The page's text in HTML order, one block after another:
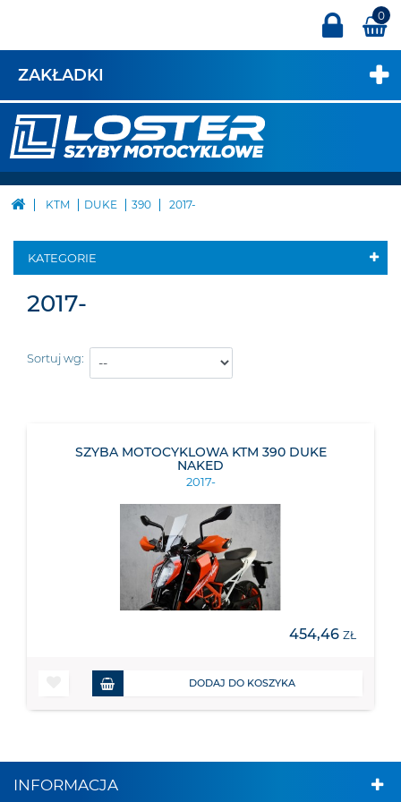
0
ZAKŁADKI
KTM DUKE 390 2017-
KATEGORIE
2017-
Sortuj wg:
SZYBA MOTOCYKLOWA KTM 390 DUKE
NAKED
2017-
454,46 ZŁ
DODAJ DO KOSZYKA
INFORMACJA